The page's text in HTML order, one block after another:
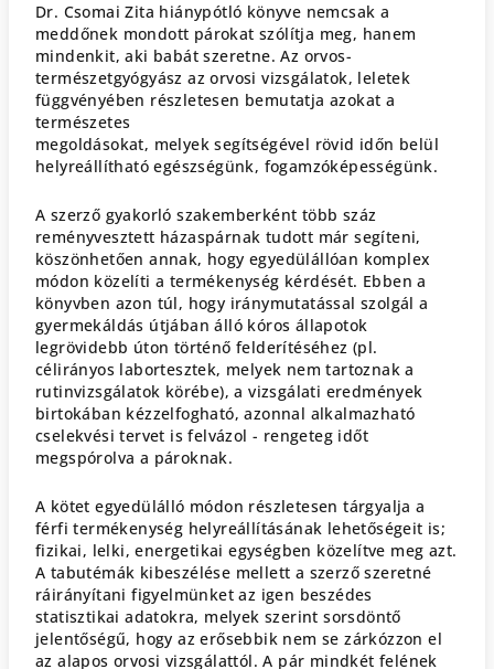
Dr. Csomai Zita hiánypótló könyve nemcsak a
meddőnek mondott párokat szólítja meg, hanem
mindenkit, aki babát szeretne. Az orvos-
természetgyógyász az orvosi vizsgálatok, leletek
függvényében részletesen bemutatja azokat a
természetes
megoldásokat, melyek segítségével rövid időn belül
helyreállítható egészségünk, fogamzóképességünk.
A szerző gyakorló szakemberként több száz
reményvesztett házaspárnak tudott már segíteni,
köszönhetően annak, hogy egyedülállóan komplex
módon közelíti a termékenység kérdését. Ebben a
könyvben azon túl, hogy iránymutatással szolgál a
gyermekáldás útjában álló kóros állapotok
legrövidebb úton történő felderítéséhez (pl.
célirányos labortesztek, melyek nem tartoznak a
rutinvizsgálatok körébe), a vizsgálati eredmények
birtokában kézzelfogható, azonnal alkalmazható
cselekvési tervet is felvázol - rengeteg időt
megspórolva a pároknak.
A kötet egyedülálló módon részletesen tárgyalja a
férfi termékenység helyreállításának lehetőségeit is;
fizikai, lelki, energetikai egységben közelítve meg azt.
A tabutémák kibeszélése mellett a szerző szeretné
ráirányítani figyelmünket az igen beszédes
statisztikai adatokra, melyek szerint sorsdöntő
jelentőségű, hogy az erősebbik nem se zárkózzon el
az alapos orvosi vizsgálattól. A pár mindkét felének